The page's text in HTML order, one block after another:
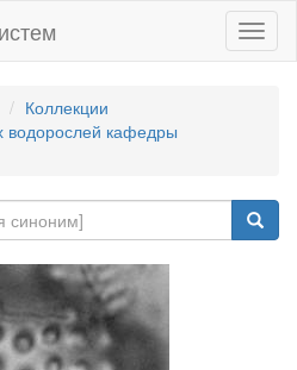
Коллекции
водорослей кафедры